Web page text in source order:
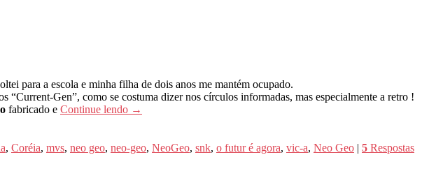
para a escola e minha filha de dois anos me mantém ocupado.
Gen”, como se costuma dizer nos círculos informadas, mas especialmente a retro !
fabricado e Continue lendo →
, Coréia, mvs, neo geo, neo-geo, NeoGeo, snk, o futur é agora, vic-a, Neo Geo | 5 Respostas